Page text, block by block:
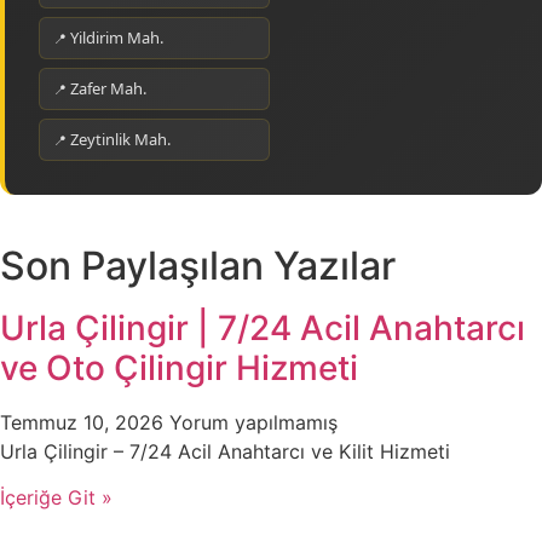
Yildirim Mah.
Zafer Mah.
Zeytinlik Mah.
Son Paylaşılan Yazılar
Urla Çilingir | 7/24 Acil Anahtarcı
ve Oto Çilingir Hizmeti
Temmuz 10, 2026 Yorum yapılmamış
Urla Çilingir – 7/24 Acil Anahtarcı ve Kilit Hizmeti
İçeriğe Git »